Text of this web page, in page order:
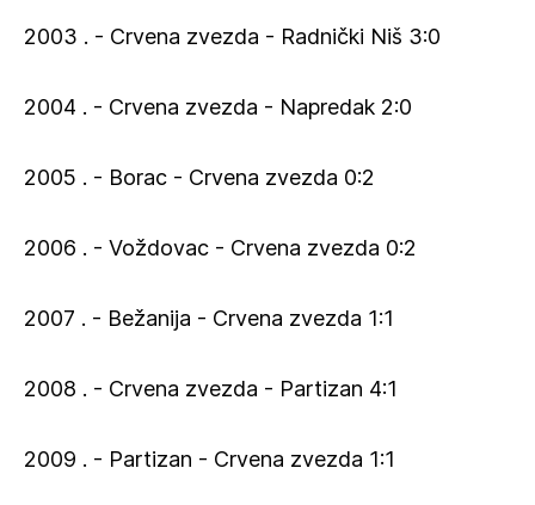
2003 . - Crvena zvezda - Radnički Niš 3:0
2004 . - Crvena zvezda - Napredak 2:0
2005 . - Borac - Crvena zvezda 0:2
2006 . - Voždovac - Crvena zvezda 0:2
2007 . - Bežanija - Crvena zvezda 1:1
2008 . - Crvena zvezda - Partizan 4:1
2009 . - Partizan - Crvena zvezda 1:1